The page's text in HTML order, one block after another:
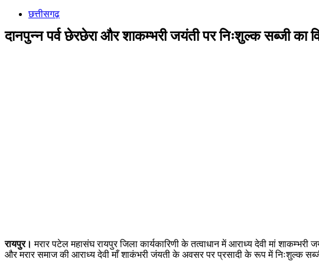
छत्तीसगढ़
दानपुन्न पर्व छेरछेरा और शाकम्भरी जयंती पर निःशुल्क सब्जी
रायपुर। मरार पटेल महासंघ रायपुर जिला कार्यकारिणी के तत्वाधान में आराध्य देवी मां शाकम्भरी
और मरार समाज की आराध्य देवी माँ शाकंभरी जंयती के अवसर पर प्रसादी के रूप में निःशुल्क